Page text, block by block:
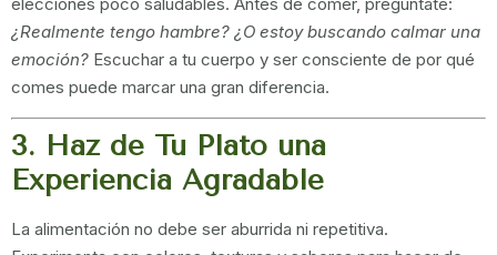
¿Realmente tengo hambre? ¿O estoy buscando calmar una
emoción? Escuchar a tu cuerpo y ser consciente de por qué
comes puede marcar una gran diferencia.
3. Haz de Tu Plato una
Experiencia Agradable
La alimentación no debe ser aburrida ni repetitiva.